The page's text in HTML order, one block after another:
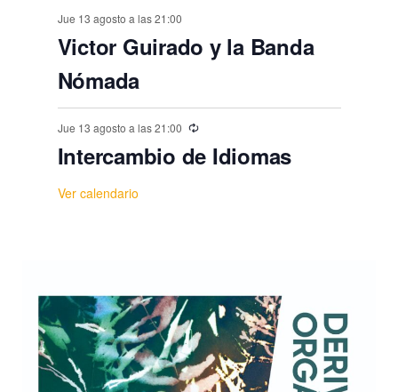
Jue 13 agosto a las 21:00
Victor Guirado y la Banda
Nómada
Jue 13 agosto a las 21:00
Intercambio de Idiomas
Ver calendario